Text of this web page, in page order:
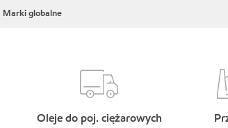
Marki globalne
Oleje do poj. ciężarowych